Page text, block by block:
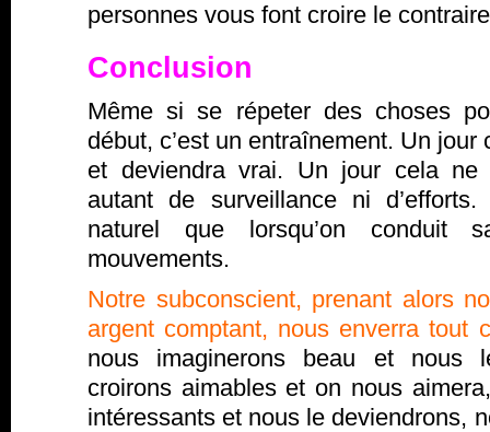
personnes vous font croire le
Conclusion
Même si se répeter des choses
début, c’est un entraînement. Un
et deviendra vrai. Un jour cela ne
autant de surveillance ni
naturel que lorsqu’on conduit
mouvements.
Notre subconscient, prenant alors
argent comptant, nous enverra tout
nous imaginerons beau et nous
croirons aimables et on nous
intéressants et nous le deviendrons,